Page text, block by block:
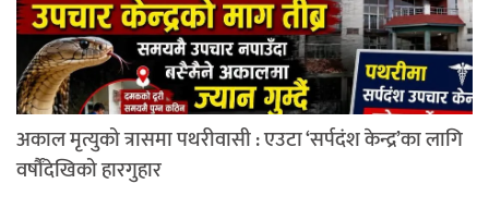
अकाल मृत्युको त्रासमा पथरीवासी : एउटा ‘सर्पदंश केन्द्र’का लागि
वर्षौंदेखिको हारगुहार